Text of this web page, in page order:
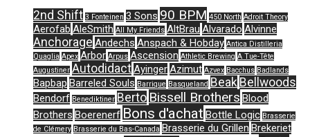
2nd Shift 3 Fonteinen 3 Sons 90 BPM 450 North Adroit Theory
Aerofab AleSmith All My Friends AltBrau Alvarado Alvinne
Anchorage Andechs Anspach & Hobday Antica Distilleria
Quaglia Apex Arbor Arpus Ascension Athletic Brewing A Tue-Tête
Augustiner AutodidactAyingerAzimut Azvex Bacchus Badlands
Bapbap Barreled Souls Barrique Basqueland Beak Bellwoods
Bendorf Benediktiner Berto Bissell Brothers Blood
Brothers Boerenerf Bons d'achat Bottle Logic Brasserie
de Clémery Brasserie du Bas-Canada Brasserie du Grillen Brekeriet